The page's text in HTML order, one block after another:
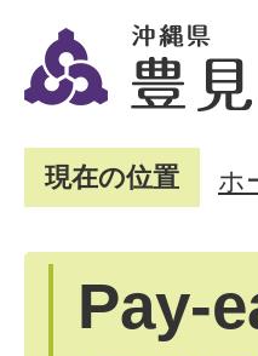
現在の位置 ホ
Pay-